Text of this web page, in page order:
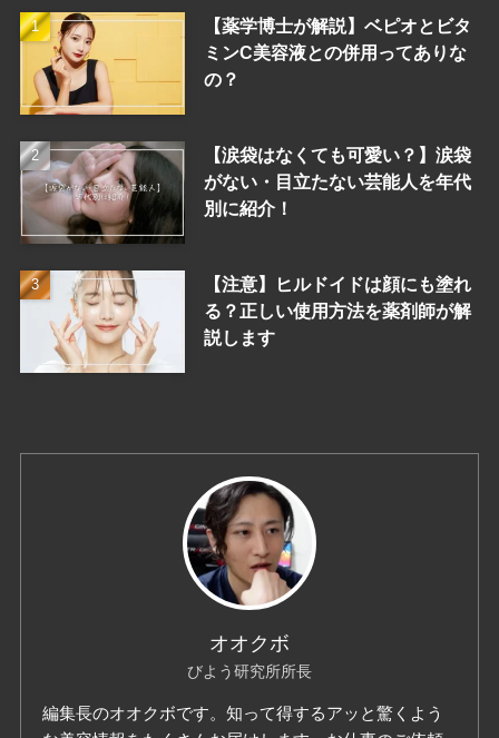
【薬学博士が解説】ベピオとビタ
ミンC美容液との併用ってありな
の？
【涙袋はなくても可愛い？】涙袋
がない・目立たない芸能人を年代
別に紹介！
【注意】ヒルドイドは顔にも塗れ
る？正しい使用方法を薬剤師が解
説します
オオクボ
びよう研究所所長
編集長のオオクボです。知って得するアッと驚くよう